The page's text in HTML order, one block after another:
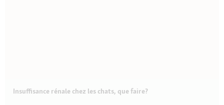
Insuffisance rénale chez les chats, que faire?